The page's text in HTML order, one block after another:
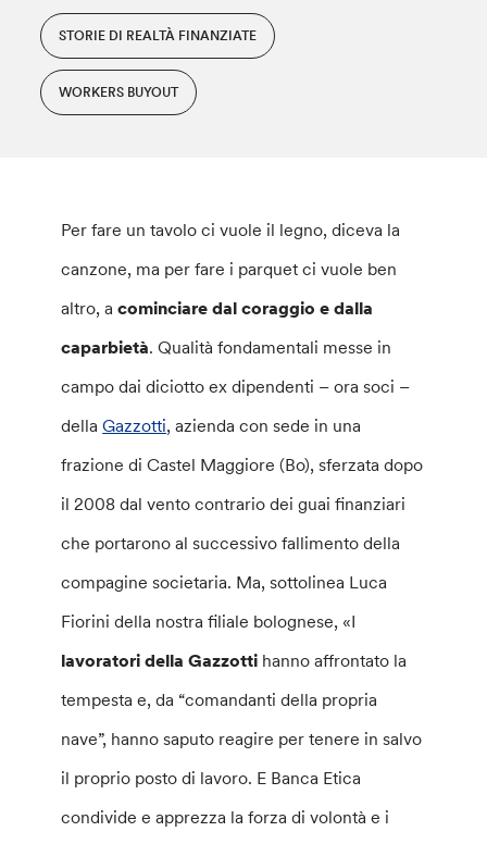
STORIE DI REALTÀ FINANZIATE
WORKERS BUYOUT
Per fare un tavolo ci vuole il legno, diceva la
canzone, ma per fare i parquet ci vuole ben
altro, acominciare dal coraggio e dalla
caparbietà. Qualità fondamentali messe in
campo dai diciotto ex dipendenti – ora soci –
dellaGazzotti, azienda con sede in una
frazione di Castel Maggiore (Bo), sferzata dopo
il 2008 dal vento contrario dei guai finanziari
che portarono al successivo fallimento della
compagine societaria. Ma, sottolinea Luca
Fiorini della nostra filiale bolognese, «I
lavoratori della Gazzotti hanno affrontato la
tempesta e, da “comandanti della propria
nave”, hanno saputo reagire per tenere in salvo
il proprio posto di lavoro. E Banca Etica
condivide e apprezza la forza di volontà e i